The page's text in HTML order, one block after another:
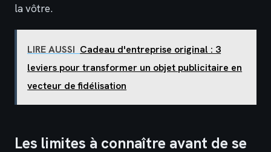
la vôtre.
LIRE AUSSI Cadeau d'entreprise original : 3
leviers pour transformer un objet publicitaire en
vecteur de fidélisation
Les limites à connaître avant de se